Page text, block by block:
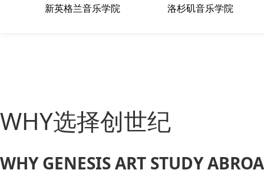
新英格兰音乐学院 洛杉矶音乐学院
WHY选择创世纪
WHY GENESIS ART STUDY